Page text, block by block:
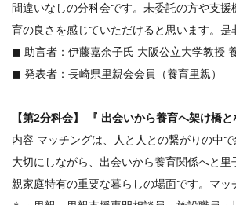
間違いなしの分科会です。未委託の方や支援
育の良さを感じていただけると思います。是
◼ 助言者：伊藤嘉余子氏 大阪公立大学教授
◼ 発表者：長崎県里親会会員（養育里親）
【第2分科会】 『 出会いから養育へ架け橋と
内容 マッチングは、人と人との繋がりの中
大切にしながら、出会いから養育関係へと里
親家庭特有の重要な暮らしの場面です。マッ